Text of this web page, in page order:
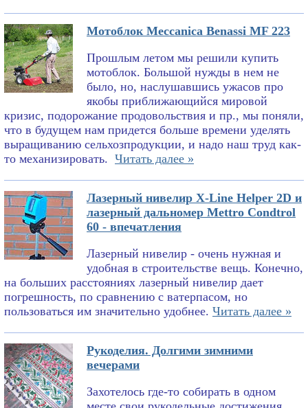
Мотоблок Meccanica Benassi MF 223
Прошлым летом мы решили купить
мотоблок. Большой нужды в нем не
было, но, наслушавшись ужасов про
якобы приближающийся мировой
кризис, подорожание продовольствия и пр., мы поняли,
что в будущем нам придется больше времени уделять
выращиванию сельхозпродукции, и надо наш труд как-
то механизировать. Читать далее »
Лазерный нивелир X-Line Helper 2D и
лазерный дальномер Mettro Condtrol
60 - впечатления
Лазерный нивелир - очень нужная и
удобная в строительстве вещь. Конечно,
на больших расстояниях лазерный нивелир дает
погрешность, по сравнению с ватерпасом, но
пользоваться им значительно удобнее. Читать далее »
Рукоделия. Долгими зимними
вечерами
Захотелось где-то собирать в одном